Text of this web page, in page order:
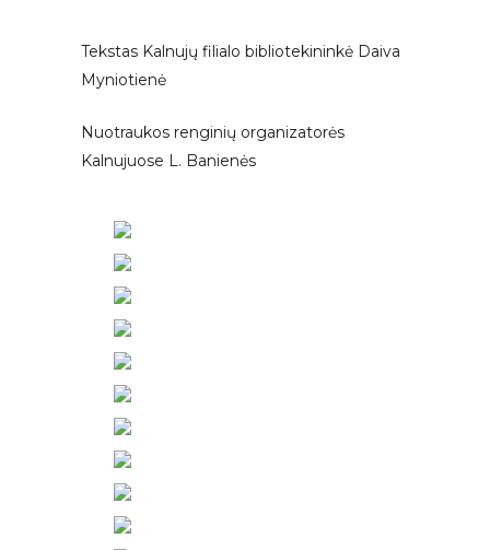
Tekstas Kalnujų filialo bibliotekininkė Daiva
Myniotienė
Nuotraukos renginių organizatorės
Kalnujuose L. Banienės